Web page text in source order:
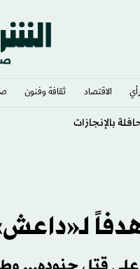
الاقتصاد ثقافة وفنون
بالإنجازات